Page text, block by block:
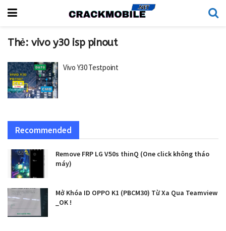
Thẻ:vivo y30 isp pinout
Vivo Y30 Testpoint
Recommended
Remove FRP LG V50s thinQ (One click không tháo
máy)
Mở Khóa ID OPPO K1 (PBCM30) Từ Xa Qua Teamview
_OK !